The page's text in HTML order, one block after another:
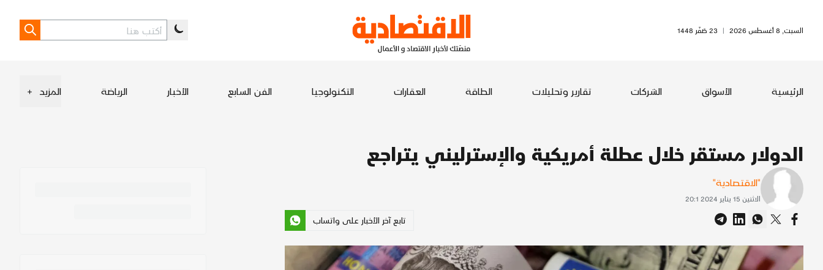
السبت, 8 أغسطس 2026 | 23 صَفَر 1448
الرئيسية الأسواق الشركات تقارير وتحليلات الطاقة العقارات التكنولوجيا الفن السابع الأخبار الرياضة المزيد +
الدولار مستقر خلال عطلة أمريكية والإسترليني يتراجع
"الاقتصادية"
الاثنين 15 يناير 2024 20:1
تابع آخر الأخبار على واتساب